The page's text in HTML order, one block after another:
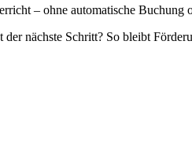
– ohne automatische Buchung
nächste Schritt? So bleibt